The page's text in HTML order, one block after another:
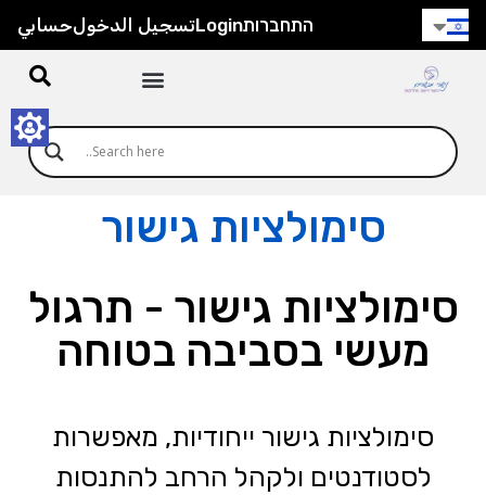
התחברותLoginتسجيل الدخولحسابي
סימולציות גישור
סימולציות גישור - תרגול
מעשי בסביבה בטוחה
סימולציות גישור ייחודיות, מאפשרות
לסטודנטים ולקהל הרחב להתנסות